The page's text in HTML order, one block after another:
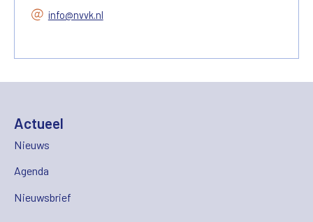
info@nvvk.nl
Actueel
Nieuws
Agenda
Nieuwsbrief